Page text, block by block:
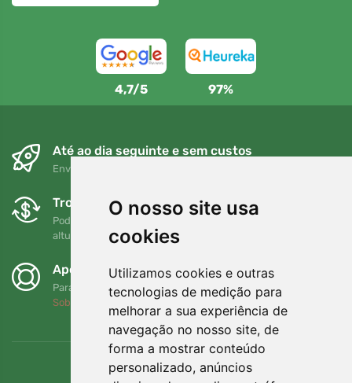
O nosso site usa
cookies
Utilizamos cookies e outras
tecnologias de medição para
melhorar a sua experiência de
navegação no nosso site, de
forma a mostrar conteúdo
personalizado, anúncios
4,7/5 97%
Até ao dia seguinte e sem custos
Envio gratuito para encomendas superiores a 80 EUR
Trocas e devoluções gratuitas
Pode devolver ou trocar a sua encomenda em qualquer
altura no prazo de 90 dias
Apoiamos a Trees.org
Para cada encomenda plantamos uma árvore! Leia mais
Sobre nós